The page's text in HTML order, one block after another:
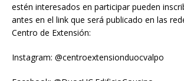
estén interesados en participar pueden
antes en el link que será publicado en las
Centro de Extensión:
Instagram: @centroextensionduocvalpo